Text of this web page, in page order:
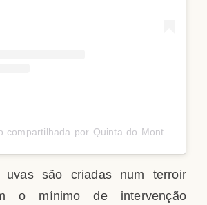
Uma publicação compartilhada por Quinta do Monte da Casteleja (@montedacasteleja)
são criadas num terroir
o mínimo de intervenção